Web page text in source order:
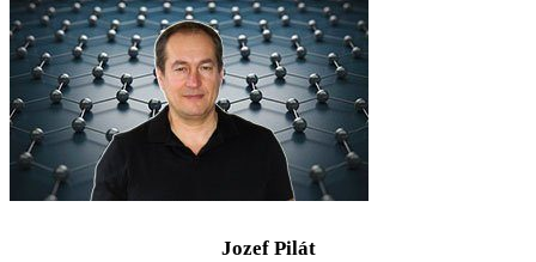
Jozef Pilát